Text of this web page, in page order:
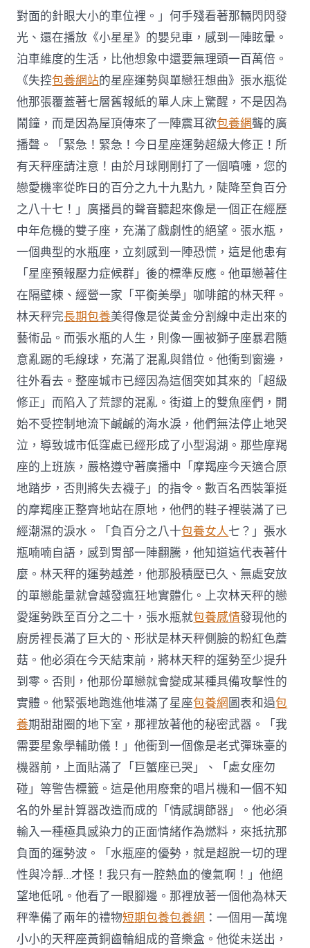
對面的針眼大小的車位裡。」何手殘看著那輛閃閃發
光、還在播放《小星星》的嬰兒車，感到一陣眩暈。
泊車維度的生活，比他想象中還要無理頭一百萬倍。
《失控包養網站的星座運勢與單戀狂想曲》張水瓶從
他那張覆蓋著七層舊報紙的單人床上驚醒，不是因為
鬧鐘，而是因為屋頂傳來了一陣震耳欲包養網聾的廣
播聲。「緊急！緊急！今日星座運勢超級大修正！所
有天秤座請注意！由於月球剛剛打了一個噴嚏，您的
戀愛機率從昨日的百分之九十九點九，陡降至負百分
之八十七！」廣播員的聲音聽起來像是一個正在經歷
中年危機的雙子座，充滿了戲劇性的絕望。張水瓶，
一個典型的水瓶座，立刻感到一陣恐慌，這是他患有
「星座預報壓力症候群」後的標準反應。他單戀著住
在隔壁棟、經營一家「平衡美學」咖啡館的林天秤。
林天秤完長期包養美得像是從黃金分割線中走出來的
藝術品。而張水瓶的人生，則像一團被獅子座暴君隨
意亂踢的毛線球，充滿了混亂與錯位。他衝到窗邊，
往外看去。整座城市已經因為這個突如其來的「超級
修正」而陷入了荒謬的混亂。街道上的雙魚座們，開
始不受控制地流下鹹鹹的海水淚，他們無法停止地哭
泣，導致城市低窪處已經形成了小型潟湖。那些摩羯
座的上班族，嚴格遵守著廣播中「摩羯座今天適合原
地踏步，否則將失去襪子」的指令。數百名西裝筆挺
的摩羯座正整齊地站在原地，他們的鞋子裡裝滿了已
經潮濕的淚水。「負百分之八十包養女人七？」張水
瓶喃喃自語，感到胃部一陣翻騰，他知道這代表著什
麼。林天秤的運勢越差，他那股積壓已久、無處安放
的單戀能量就會越發瘋狂地實體化。上次林天秤的戀
愛運勢跌至百分之二十，張水瓶就包養感情發現他的
廚房裡長滿了巨大的、形狀是林天秤側臉的粉紅色蘑
菇。他必須在今天結束前，將林天秤的運勢至少提升
到零。否則，他那份單戀就會變成某種具備攻擊性的
實體。他緊張地跑進他堆滿了星座包養網圖表和過包
養期甜甜圈的地下室，那裡放著他的秘密武器。「我
需要星象學輔助儀！」他衝到一個像是老式彈珠臺的
機器前，上面貼滿了「巨蟹座已哭」、「處女座勿
碰」等警告標籤。這是他用廢棄的唱片機和一個不知
名的外星計算器改造而成的「情感調節器」。他必須
輸入一種極具感染力的正面情緒作為燃料，來抵抗那
負面的運勢波。「水瓶座的優勢，就是超脫一切的理
性與冷靜…才怪！我只有一腔熱血的傻氣啊！」他絕
望地低吼。他看了一眼腳邊。那裡放著一個他為林天
秤準備了兩年的禮物短期包養包養網 ：一個用一萬塊
小小的天秤座黃銅齒輪組成的音樂盒。他從未送出，